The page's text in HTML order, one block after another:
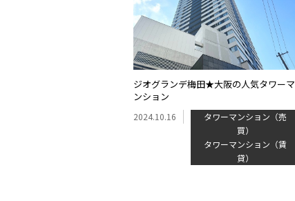
ジオグランデ梅田★大阪の人気タワーマ
ンション
2024.10.16
タワーマンション（売
買）
タワーマンション（賃
貸）